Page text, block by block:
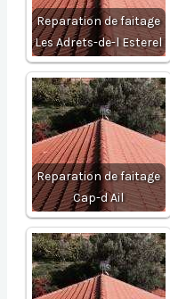
Reparation de faitage
Les Adrets-de-l Esterel
Reparation de faitage
Cap-d Ail